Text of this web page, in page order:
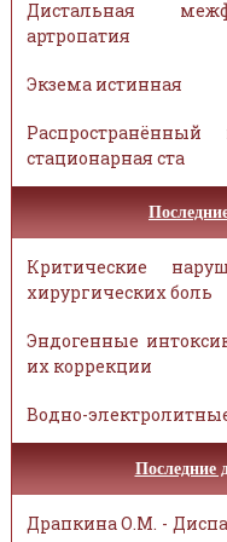
Дистальная
артропатия
Экзема истинная
стационарная ста
Критические
хирургических боль
Эндогенные
их коррекции
Водно-
Последние
Драпкина О.М. -